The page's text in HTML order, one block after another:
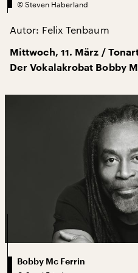
© Steven Haberland
Autor: Felix Tenbaum
Mittwoch, 11. März /
Der Vokalakrobat Bobby
Bobby Mc Ferrin